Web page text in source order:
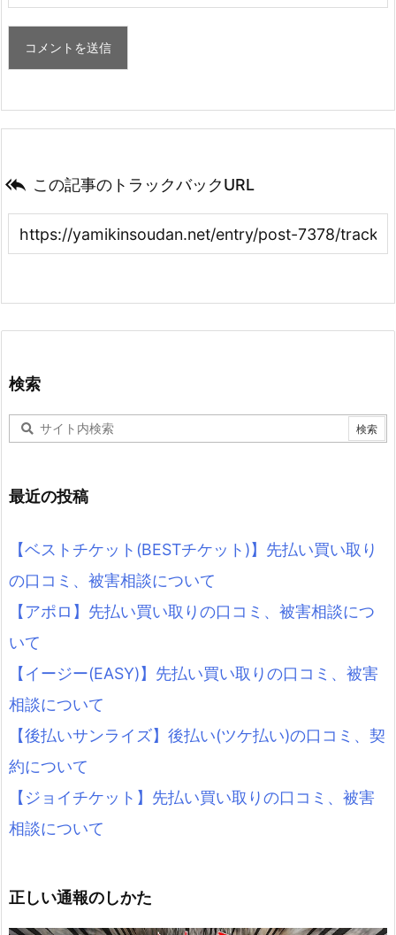
 この記事のトラックバックURL
検索
最近の投稿
【ベストチケット(BESTチケット)】先払い買い取り
の口コミ、被害相談について
【アポロ】先払い買い取りの口コミ、被害相談につ
いて
【イージー(EASY)】先払い買い取りの口コミ、被害
相談について
【後払いサンライズ】後払い(ツケ払い)の口コミ、契
約について
【ジョイチケット】先払い買い取りの口コミ、被害
相談について
正しい通報のしかた